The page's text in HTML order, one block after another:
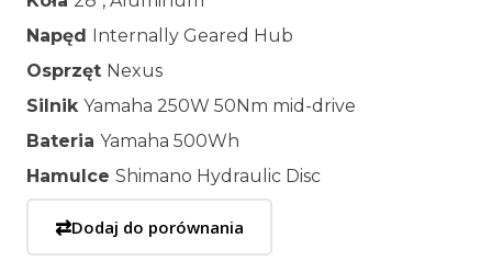
Napęd
Internally Geared Hub
Osprzęt Nexus
Silnik Yamaha 250W 50Nm mid-drive
Bateria Yamaha 500Wh
Hamulce Shimano Hydraulic Disc
⇄Dodaj do porównania